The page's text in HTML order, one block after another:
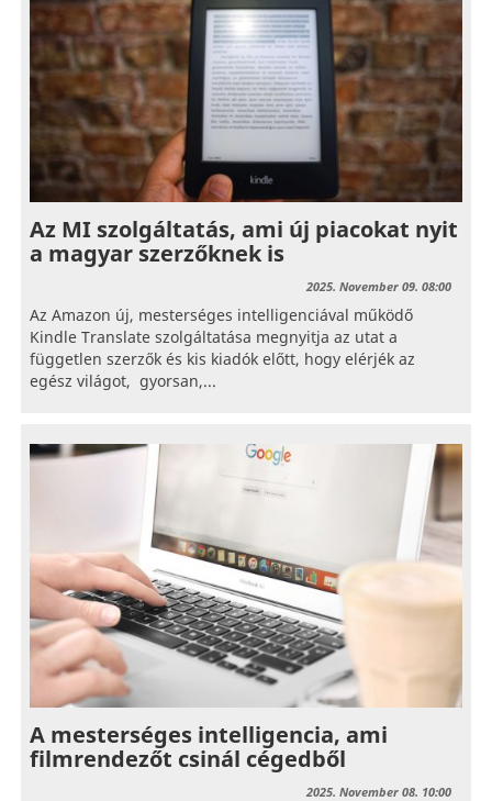
Az MI szolgáltatás, ami új piacokat nyit
a magyar szerzőknek is
2025. November 09. 08:00
Az Amazon új, mesterséges intelligenciával működő
Kindle Translate szolgáltatása megnyitja az utat a
független szerzők és kis kiadók előtt, hogy elérjék az
egész világot, gyorsan,...
A mesterséges intelligencia, ami
filmrendezőt csinál cégedből
2025. November 08. 10:00